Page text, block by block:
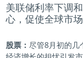
美联储利率下调
心，促使全球市
股票： 尽管8月初的几